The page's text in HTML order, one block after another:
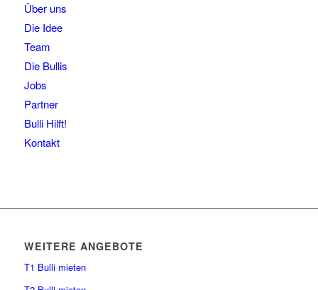
Über uns
Die Idee
Team
Die Bullis
Jobs
Partner
Bulli Hilft!
Kontakt
WEITERE ANGEBOTE
T1 Bulli mieten